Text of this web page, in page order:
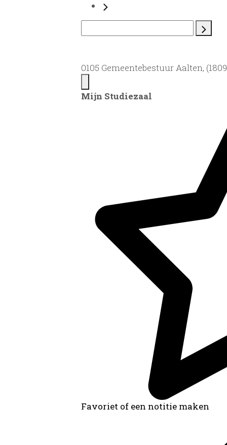
0105 Gemeentebestuur Aalten,
Mijn Studiezaal
Favoriet of een notitie maken